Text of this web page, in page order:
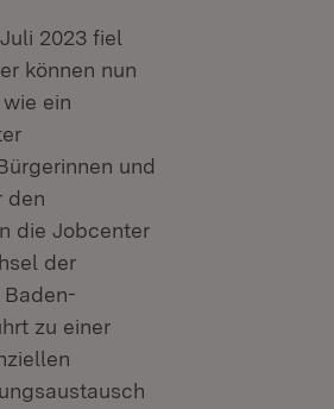
2023 fiel
können nun
ein
und
den
die Jobcenter
der
zu einer